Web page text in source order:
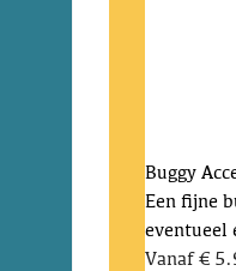
Buggy
Een fijne
eventueel
Vanaf €